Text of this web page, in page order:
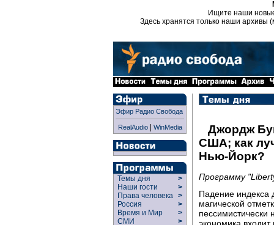
Ищите наши
Здесь хранятся только наши архивы
Эфир Радио Свобода
RealAudio| WinMedia
Темы дня
>
Наши гости
>
Права человека >
Россия
>
Время и Мир
>
СМИ
>
Джордж
США; как
Нью-Йорк?
Программу
Падение индекса
магической
пессимистически
экономика